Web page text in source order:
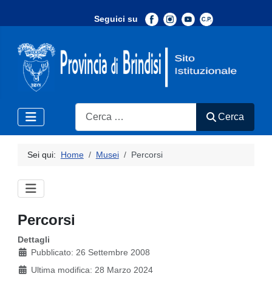
Seguici su
Search
Cerca
Sei qui: Home Musei Percorsi
Percorsi
Dettagli
Pubblicato: 26 Settembre 2008
Ultima modifica: 28 Marzo 2024